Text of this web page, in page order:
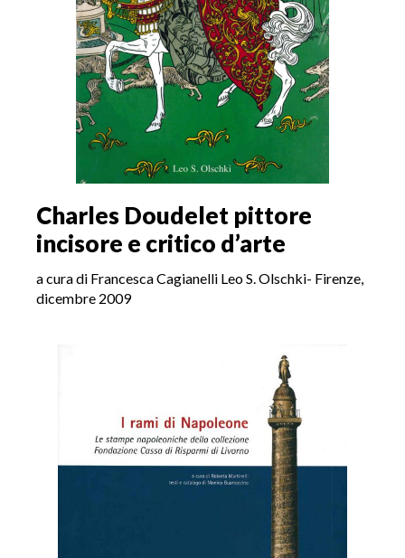
Charles Doudelet pittore
incisore e critico d’arte
a cura di Francesca Cagianelli Leo S. Olschki- Firenze,
dicembre 2009